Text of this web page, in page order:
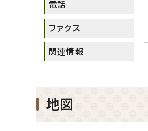
電話
ファクス
関連情報
地図